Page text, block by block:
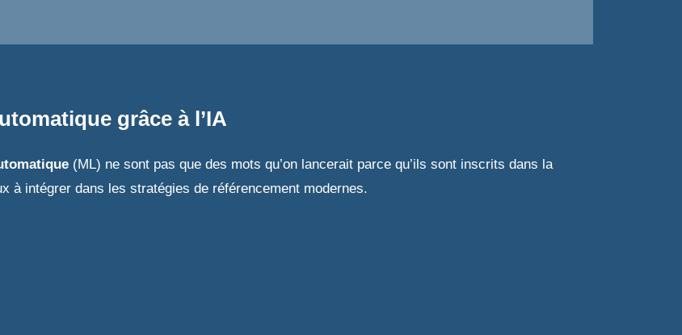
grâce à l’IA
(ML) ne sont pas que des mots qu’on lancerait parce qu’ils sont inscrits dans la
à intégrer dans les stratégies de référencement modernes.